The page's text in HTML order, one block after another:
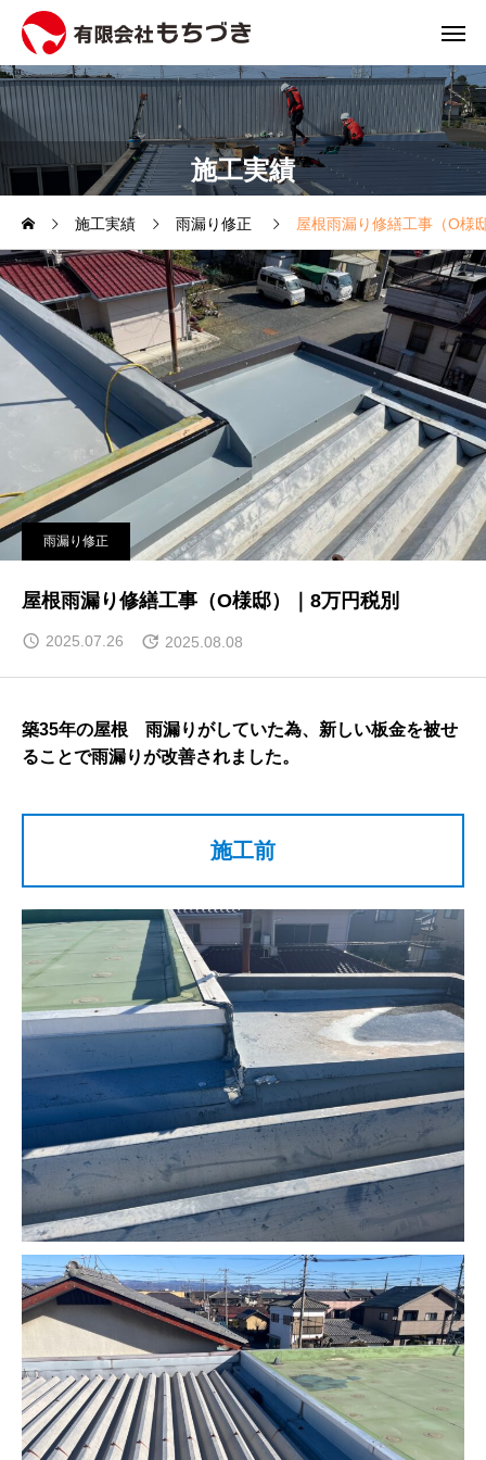
施工実績
施工実績 雨漏り修正 屋根雨漏り修繕工事（O様
雨漏り修正
屋根雨漏り修繕工事（O様邸）｜8万円税別
2025.07.26 2025.08.08
築35年の屋根 雨漏りがしていた為、新しい板金を被せ
ることで雨漏りが改善されました。
施工前